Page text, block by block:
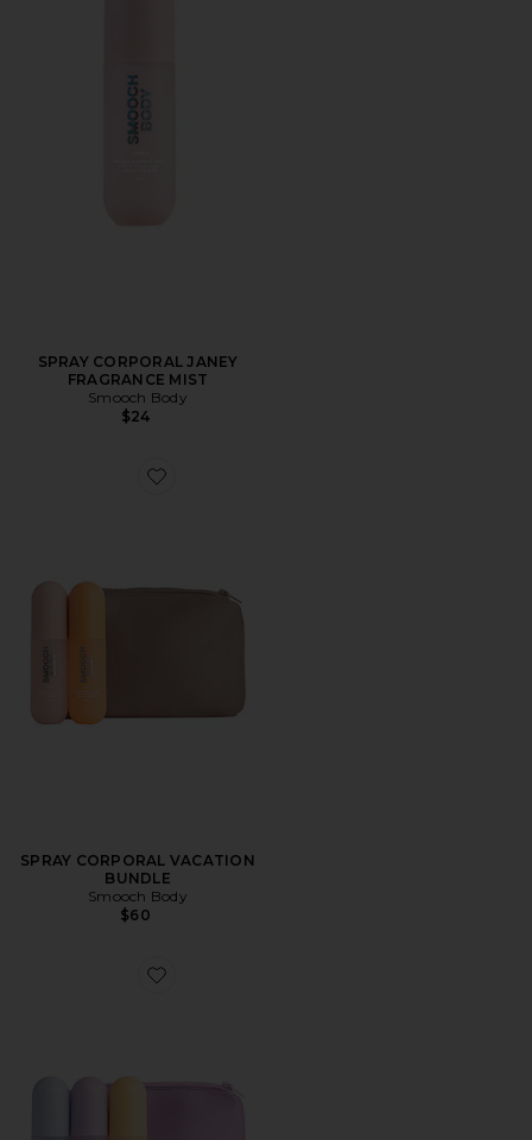
SPRAY CORPORAL JANEY
FRAGRANCE MIST
Smooch Body
$24
Favorite SPRAY CORPORAL VACATION BUNDLE
SPRAY CORPORAL VACATION
BUNDLE
Smooch Body
$60
Favorite SPRAY CORPORAL SMOOCH BODY THE